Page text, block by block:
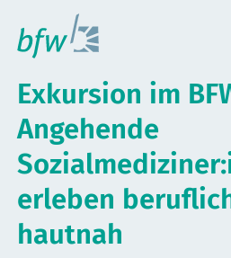
Hauptinhalt
springen
Exkursion im
Angehende
erleben
hautnah